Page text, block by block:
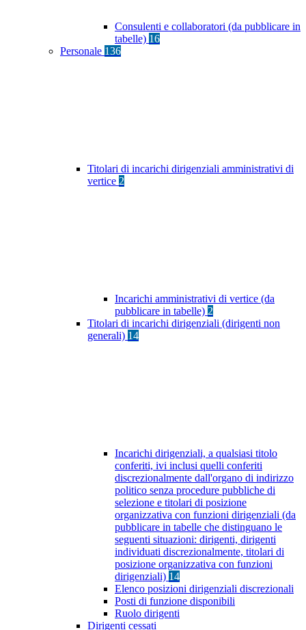
Consulenti e collaboratori (da pubblicare in
tabelle) 16
Personale 136
Titolari di incarichi dirigenziali amministrativi di
vertice 2
Incarichi amministrativi di vertice (da
pubblicare in tabelle) 2
Titolari di incarichi dirigenziali (dirigenti non
generali) 14
Incarichi dirigenziali, a qualsiasi titolo
conferiti, ivi inclusi quelli conferiti
discrezionalmente dall'organo di indirizzo
politico senza procedure pubbliche di
selezione e titolari di posizione
organizzativa con funzioni dirigenziali (da
pubblicare in tabelle che distinguano le
seguenti situazioni: dirigenti, dirigenti
individuati discrezionalmente, titolari di
posizione organizzativa con funzioni
dirigenziali) 14
Elenco posizioni dirigenziali discrezionali
Posti di funzione disponibili
Ruolo dirigenti
Dirigenti cessati